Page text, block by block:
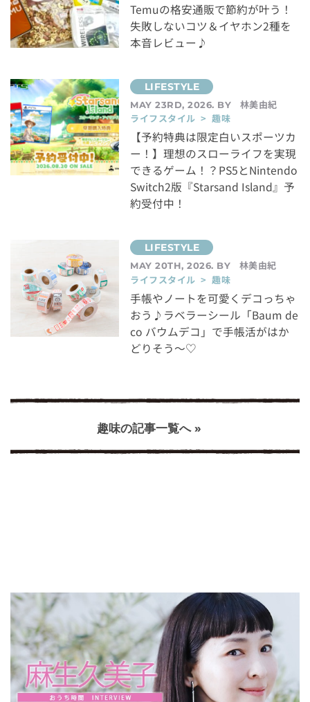
Temuの格安通販で節約が叶う！
失敗しないコツ＆イヤホン2種を
本音レビュー♪
MAY 23RD, 2026. BY
林美由紀
ライフスタイル > 趣味
【予約特典は限定白いスポーツカ
ー！】理想のスローライフを実現
できるゲーム！？PS5とNintendo
Switch2版『Starsand Island』予
約受付中！
MAY 20TH, 2026. BY
林美由紀
ライフスタイル > 趣味
手帳やノートを可愛くデコっちゃ
おう♪ラベラーシール「Baum de
co バウムデコ」で手帳活がはか
どりそう～♡
趣味の記事一覧へ »